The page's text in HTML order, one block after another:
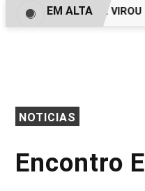
DO CIRCO QUE VIROU
EM ALTA
NOTICIAS
Encontro